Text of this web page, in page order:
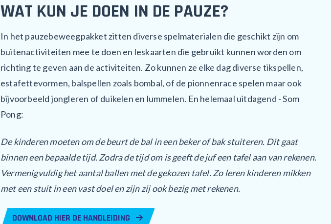
WAT KUN JE DOEN IN DE PAUZE?
In het pauzebeweegpakket zitten diverse spelmaterialen die geschikt zijn om
buitenactiviteiten mee te doen en leskaarten die gebruikt kunnen worden om
richting te geven aan de activiteiten. Zo kunnen ze elke dag diverse tikspellen,
estafettevormen, balspellen zoals bombal, of de pionnenrace spelen maar ook
bijvoorbeeld jongleren of duikelen en lummelen. En helemaal uitdagend - Som
Pong:
De kinderen moeten om de beurt de bal in een beker of bak stuiteren. Dit gaat
binnen een bepaalde tijd. Zodra de tijd om is geeft de juf een tafel aan van rekenen.
Vermenigvuldig het aantal ballen met de gekozen tafel. Zo leren kinderen mikken
met een stuit in een vast doel en zijn zij ook bezig met rekenen.
DOWNLOAD HIER DE HANDLEIDING